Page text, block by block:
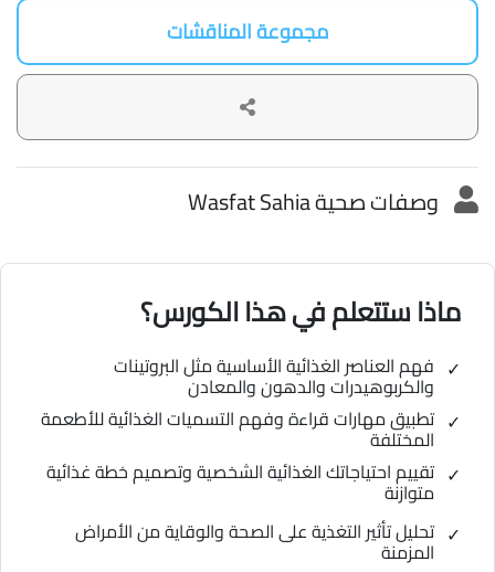
مجموعة المناقشات
وصفات صحية Wasfat Sahia
ماذا ستتعلم في هذا الكورس؟
فهم العناصر الغذائية الأساسية مثل البروتينات
والكربوهيدرات والدهون والمعادن
تطبيق مهارات قراءة وفهم التسميات الغذائية للأطعمة
المختلفة
تقييم احتياجاتك الغذائية الشخصية وتصميم خطة غذائية
متوازنة
تحليل تأثير التغذية على الصحة والوقاية من الأمراض
المزمنة